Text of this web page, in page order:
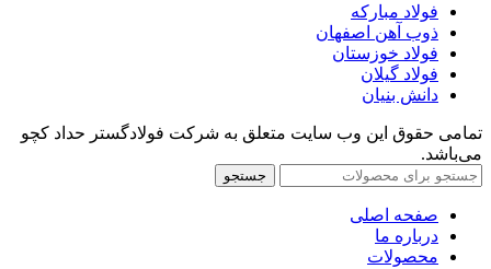
فولاد مبارکه
ذوب آهن اصفهان
فولاد خوزستان
فولاد گیلان
دانش بنیان
تمامی حقوق این وب سایت متعلق به شرکت فولادگستر حداد کچو
می‌باشد.
جستجو
صفحه اصلی
درباره ما
محصولات